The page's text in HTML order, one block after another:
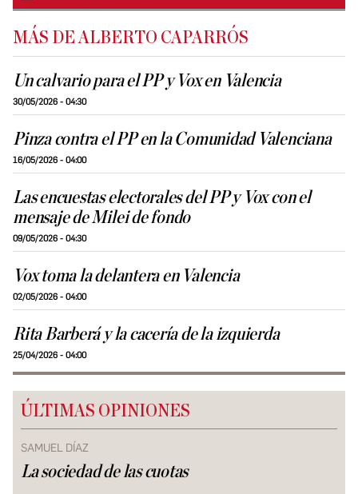
MÁS DE ALBERTO CAPARRÓS
Un calvario para el PP y Vox en Valencia
30/05/2026 - 04:30
Pinza contra el PP en la Comunidad Valenciana
16/05/2026 - 04:00
Las encuestas electorales del PP y Vox con el
mensaje de Milei de fondo
09/05/2026 - 04:30
Vox toma la delantera en Valencia
02/05/2026 - 04:00
Rita Barberá y la cacería de la izquierda
25/04/2026 - 04:00
ÚLTIMAS OPINIONES
SAMUEL DÍAZ
La sociedad de las cuotas